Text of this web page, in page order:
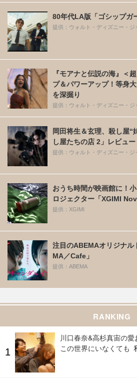
80年代LA版「ゴシップガ
提供：ウォルト・ディズニー・ジ
『モアナと伝説の海』＜
プ＆パワーアップ！等身
を深掘り
提供：ウォルト・ディズニー・ジ
岡田将生＆玄理、殺し屋“
し屋たちの店 2」レビュー
提供：ウォルト・ディズニー・ジ
おうち時間が映画館に！
ロジェクター「XGIMI
提供：XGIMI
注目のABEMAオリジナル
MA／Cafe」
提供：ABEMA
RANKING
川口春奈&高杉真宙の
この世界にいなくても